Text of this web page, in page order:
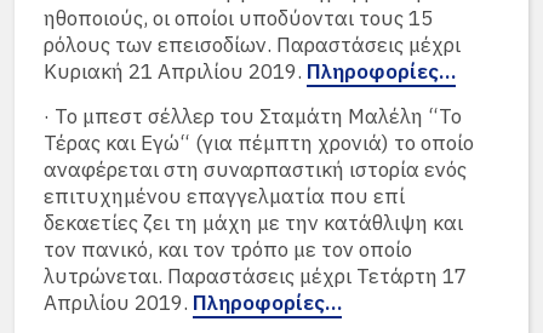
ηθοποιούς, οι οποίοι υποδύονται τους 15
ρόλους των επεισοδίων. Παραστάσεις μέχρι
Κυριακή 21 Απριλίου 2019. Πληροφορίες…
· Το μπεστ σέλλερ του Σταμάτη Μαλέλη “Το
Τέρας και Εγώ“ (για πέμπτη χρονιά) το οποίο
αναφέρεται στη συναρπαστική ιστορία ενός
επιτυχημένου επαγγελματία που επί
δεκαετίες ζει τη μάχη με την κατάθλιψη και
τον πανικό, και τον τρόπο με τον οποίο
λυτρώνεται. Παραστάσεις μέχρι Τετάρτη 17
Απριλίου 2019. Πληροφορίες…